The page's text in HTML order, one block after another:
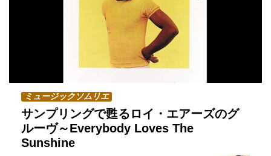
ミュージックソムリエ
サンプリングで甦るロイ・エアーズのグ
ルーヴ～Everybody Loves The
Sunshine